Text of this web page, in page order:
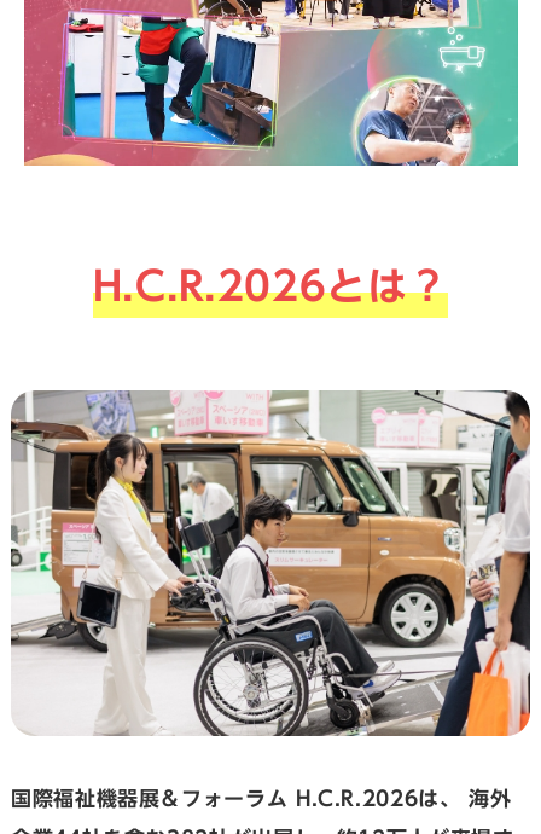
H.C.R.2026とは？
国際福祉機器展＆フォーラム H.C.R.2026は、
海外